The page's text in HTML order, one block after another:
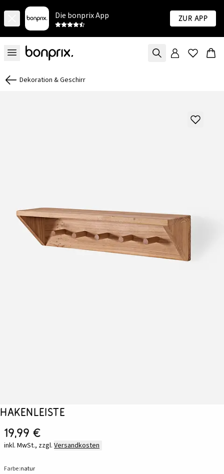
Die bonprix App Zur App
Dekoration & Geschirr
Hakenleiste
19,99 €
inkl. MwSt., zzgl. Versandkosten
Farbe:natur